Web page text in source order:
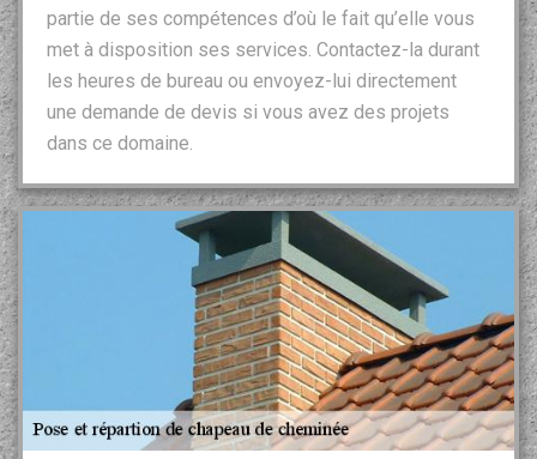
partie de ses compétences d’où le fait qu’elle vous
met à disposition ses services. Contactez-la durant
les heures de bureau ou envoyez-lui directement
une demande de devis si vous avez des projets
dans ce domaine.